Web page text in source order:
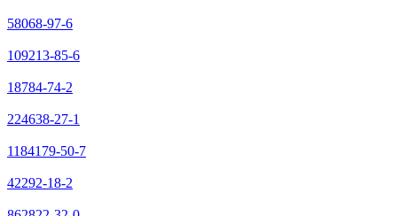
58068-97-6
109213-85-6
18784-74-2
224638-27-1
1184179-50-7
42292-18-2